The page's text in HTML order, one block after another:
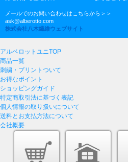
メールでのお問い合わせはこちらから＞＞
ask@alberotto.com
株式会社八木繊維ウェブサイト
アルベロットユニTOP
商品一覧
刺繍・プリントついて
お得なポイント
ショッピングガイド
特定商取引法に基づく表記
個人情報の取り扱いについて
送料とお支払方法について
会社概要